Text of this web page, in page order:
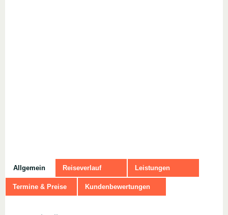
Allgemein Reiseverlauf Leistungen
Termine & Preise Kundenbewertungen